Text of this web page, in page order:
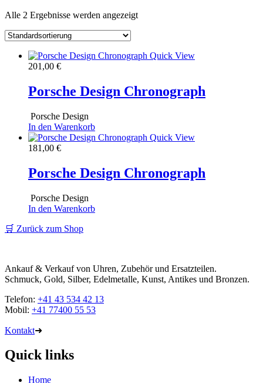
Alle 2 Ergebnisse werden angezeigt
Quick View
201,00 €
Porsche Design Chronograph
Porsche Design
In den Warenkorb
Quick View
181,00 €
Porsche Design Chronograph
Porsche Design
In den Warenkorb
🛒 Zurück zum Shop
Ankauf & Verkauf von Uhren, Zubehör und Ersatzteilen.
Schmuck, Gold, Silber, Edelmetalle, Kunst, Antikes und Bronzen.
Telefon: +41 43 534 42 13
Mobil: +41 77400 55 53
Kontakt➜
Quick links
Home